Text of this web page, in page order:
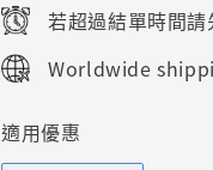
若超過結單時間
Worldwide
適用優惠